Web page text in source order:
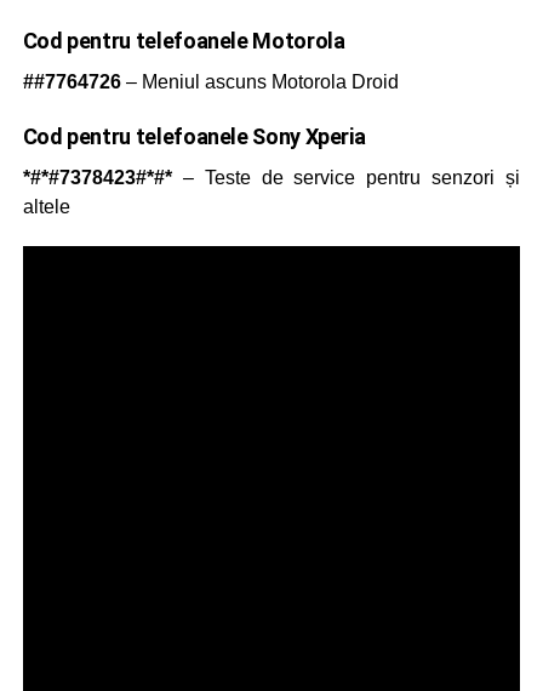
Cod pentru telefoanele Motorola
##7764726– Meniul ascuns Motorola Droid
Cod pentru telefoanele Sony Xperia
*#*#7378423#*#*– Teste de service pentru senzori și
altele